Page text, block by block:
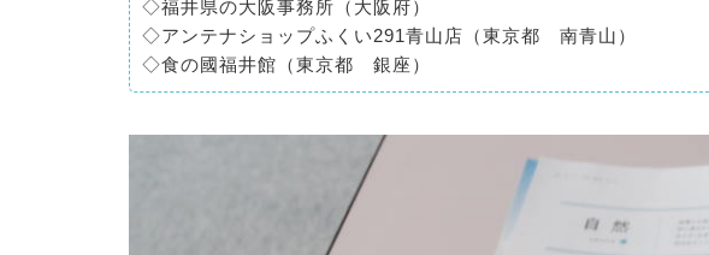
◇福井県の大阪事務所（大阪府）
◇アンテナショップふくい291青山店（東京都 南青山）
◇食の國福井館（東京都 銀座）